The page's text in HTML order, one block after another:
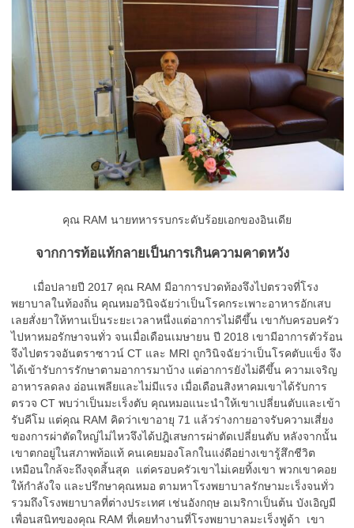
คุณ RAM นายทหารรบกระดับร้อยเอกของอินเดีย
จากการท้อแท้กลายเป็นการเกินความคาดหวัง
เมื่อปลายปี 2017 คุณ RAM มีอาการปวดท้องจึงไปตรวจที่โรง
พยาบาลในท้องถิ่น คุณหมอวินิจฉัยว่าเป็นโรคกระเพาะอาหารอักเสบ
เลยสั่งยาให้ทานเป็นระยะเวลาหนึ่งแต่อาการไม่ดีขึ้น เขากับครอบครัว
ไปหาหมอรักษาจนทั่ว จนเมื่อเดือนเมษายน ปี 2018 เขามีอาการตัวร้อน
จึงไปตรวจอันตราซาวน์ CT และ MRI ถูกวินิจฉัยว่าเป็นโรคตับแข็ง จึง
ได้เข้ารับการรักษาตามอาการมาบ้าง แต่อาการยังไม่ดีขึ้น ความเจริญ
อาหารลดลง อ่อนเพลียและไม่มีแรง เมื่อเดือนสิงหาคมเขาได้รับการ
ตรวจ CT พบว่าเป็นมะเร็งตับ คุณหมอแนะนำให้เขาเปลี่ยนตับและเข้า
รับคีโม แต่คุณ RAM คิดว่าเขาอายุ 71 แล้วร่างกายอาจรับความเสี่ยง
ของการผ่าตัดใหญ่ไม่ไหวจึงได้ปฎิเสษการผ่าตัดเปลี่ยนตับ หลังจากนั้น
เขาตกอยู่ในสภาพท้อแท้ คนเคยมองโลกในแง่ดีอย่างเขารู้สึกชีวิต
เหมือนใกล้จะถึงจุดสิ้นสุด แต่ครอบครัวเขาไม่เคยทิ้งเขา พวกเขาคอย
ให้กำลังใจ และปรึกษาคุณหมอ ตามหาโรงพยาบาลรักษามะเร็งจนทั่ว
รวมถึงโรงพยาบาลที่ต่างประเทศ เช่นอังกฤษ อเมริกาเป็นต้น บังเอิญมี
เพื่อนสนิทของคุณ RAM ที่เคยทำงานที่โรงพยาบาลมะเร็งฟูด้า เขา